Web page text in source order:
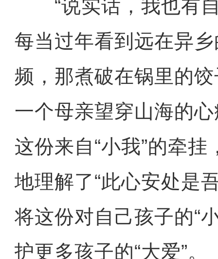
“说实话，我也有自
每当过年看到远在异
频，那煮破在锅里的
一个母亲望穿山海的
这份来自“小我”的牵
地理解了“此心安处是
将这份对自己孩子的“
护更多孩子的“大爱”。